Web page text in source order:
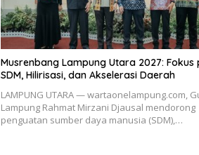
Musrenbang Lampung Utara 2027: Fokus
SDM, Hilirisasi, dan Akselerasi Daerah
LAMPUNG UTARA — wartaonelampung.com,
Lampung Rahmat Mirzani Djausal mendorong
penguatan sumber daya manusia (SDM),…